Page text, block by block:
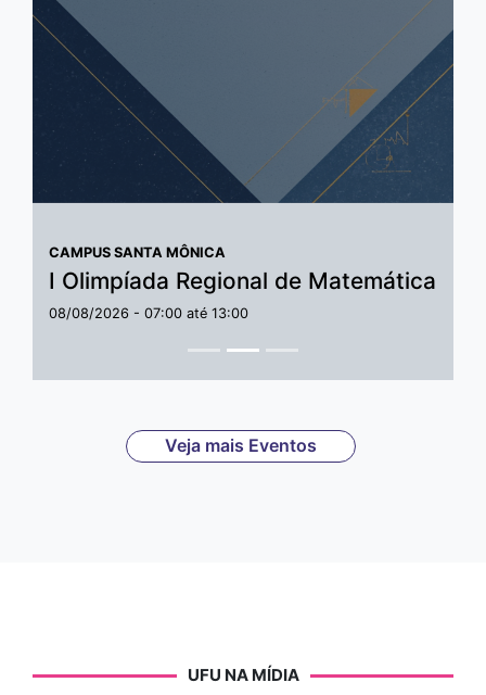
CAMPUS SANTA MÔNICA
I Olimpíada Regional de Matemática
08/08/2026 - 07:00 até 13:00
Veja mais Eventos
UFU NA MÍDIA